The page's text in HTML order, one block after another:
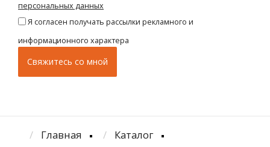
персональных данных
Я согласен получать рассылки рекламного и
информационного характера
Главная
Каталог